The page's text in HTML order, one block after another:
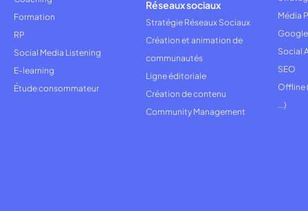
Formation
RP
Social Media Listening
E-learning
Étude consommateur
Réseaux sociaux
Stratégie Réseaux Sociaux
Création et animation de
communautés
Ligne éditoriale
Création de contenu
Community Management
Média
Social
SEO
Offline
...)